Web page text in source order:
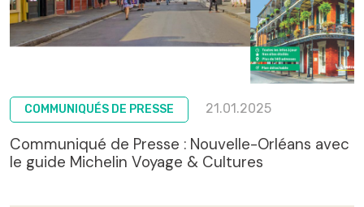
COMMUNIQUÉS DE PRESSE 21.01.2025
Communiqué de Presse : Nouvelle-Orléans avec
le guide Michelin Voyage & Cultures